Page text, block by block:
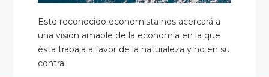
Este reconocido economista nos acercará a
una visión amable de la economía en la que
ésta trabaja a favor de la naturaleza y no en su
contra.